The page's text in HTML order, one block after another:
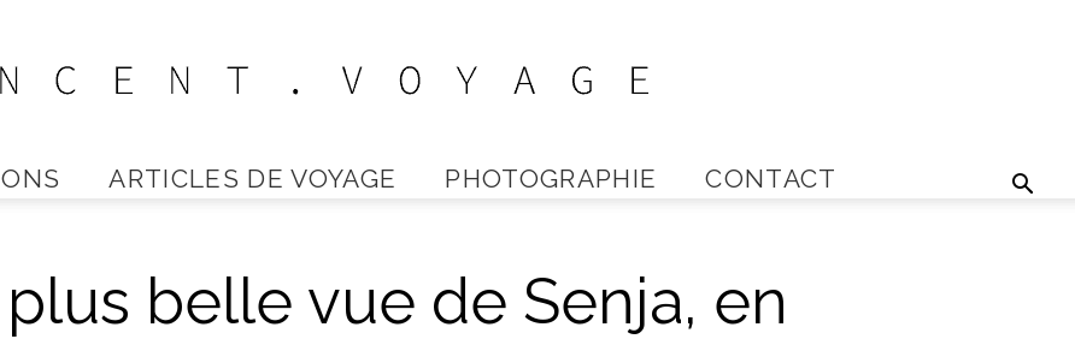
Vincent
ARTICLES DE VOYAGE PHOTOGRAPHIE CONTACT
belle vue de Senja, en